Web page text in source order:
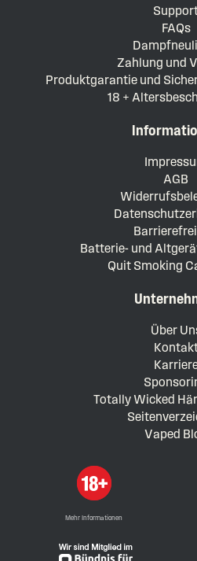
FAQs
Zahlung und
Produktgarantie und
18 +
AGB
Batterie- und
Quit Smoking
Über
Totally Wicked
Vaped
Mehr Informationen